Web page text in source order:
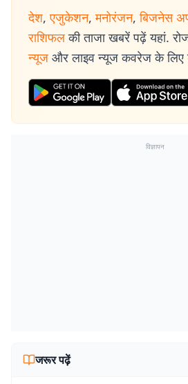
देश, एजुकेशन, मनोरंजन, बिजनेस
राशिफल की ताजा खबरें पढ़ें यहां.
न्यूज और लाइव न्यूज कवरेज के लिए
विज्ञापन
जरूर पढ़ें